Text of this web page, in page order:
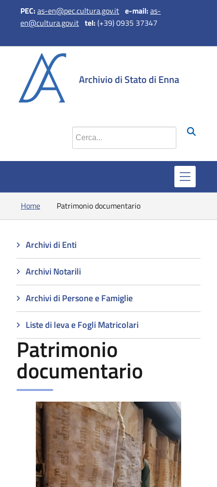
PEC:as-en@pec.cultura.gov.it e-mail:as-
en@cultura.gov.it tel:(+39) 0935 37347
Archivio di Stato di Enna
Cerca nel sito
Home Patrimonio documentario
Archivi di Enti
Archivi Notarili
Archivi di Persone e Famiglie
Liste di leva e Fogli Matricolari
Patrimonio
documentario